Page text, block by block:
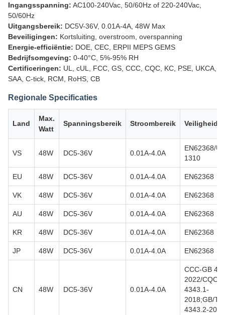
Ingangsspanning: AC100-240Vac, 50/60Hz of 220-240Vac,
50/60Hz
Uitgangsbereik: DC5V-36V, 0.01A-4A, 48W Max
Beveiligingen: Kortsluiting, overstroom, overspanning
Energie-efficiëntie: DOE, CEC, ERPII MEPS GEMS
Bedrijfsomgeving: 0-40°C, 5%-95% RH
Certificeringen: UL, cUL, FCC, GS, CCC, CQC, KC, PSE, UKCA,
SAA, C-tick, RCM, RoHS, CB
Regionale Specificaties
Land
Max.
Watt
Spanningsbereik Stroombereik
VS 48W DC5-36V 0.01A-4.0A
EN62368/UL
1310
EU 48W DC5-36V 0.01A-4.0A EN62368
VK 48W DC5-36V 0.01A-4.0A EN62368
AU 48W DC5-36V 0.01A-4.0A EN62368
KR 48W DC5-36V 0.01A-4.0A EN62368
JP 48W DC5-36V 0.01A-4.0A EN62368
CN 48W DC5-36V 0.01A-4.0A
CCC-GB
2022/CQC-
4343.1-
2018;GB/T
4343.2-2020